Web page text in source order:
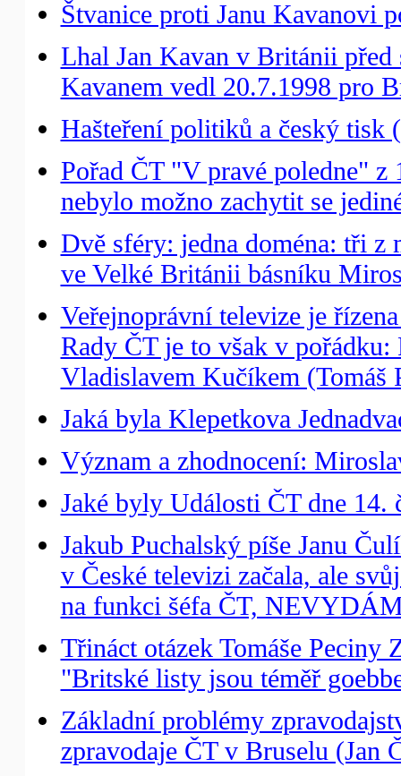
Štvanice proti Janu Kavanovi
Lhal Jan Kavan v Británii před
Kavanem vedl 20.7.1998 pro
Hašteření politiků a český tisk
Pořad ČT "V pravé poledne" z
nebylo možno zachytit se
Dvě sféry: jedna doména: tři z
ve Velké Británii básníku
Veřejnoprávní televize je
Rady ČT je to však v pořádku:
Vladislavem Kučíkem (Tomáš
Jaká byla Klepetkova
Význam a zhodnocení:
Jaké byly Události ČT dne 14.
Jakub Puchalský píše Janu
v České televizi začala, ale
na funkci šéfa ČT,
Třináct otázek Tomáše Peciny
"Britské listy jsou téměř
Základní problémy
zpravodaje ČT v Bruselu (Jan